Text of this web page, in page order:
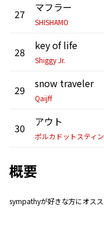
27 マフラー
SHISHAMO
28 key of life
Shiggy Jr.
29 snow traveler
Qaijff
30 アウト
ポルカドットスティ
概要
sympathyが好きな方にオス